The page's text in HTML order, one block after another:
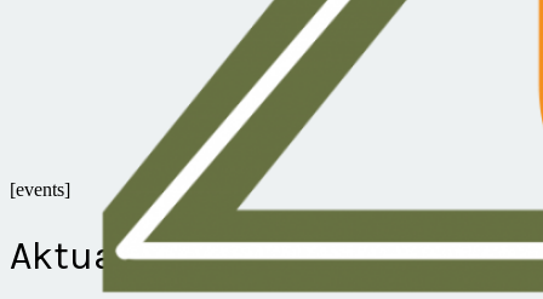
[events]
Aktuality